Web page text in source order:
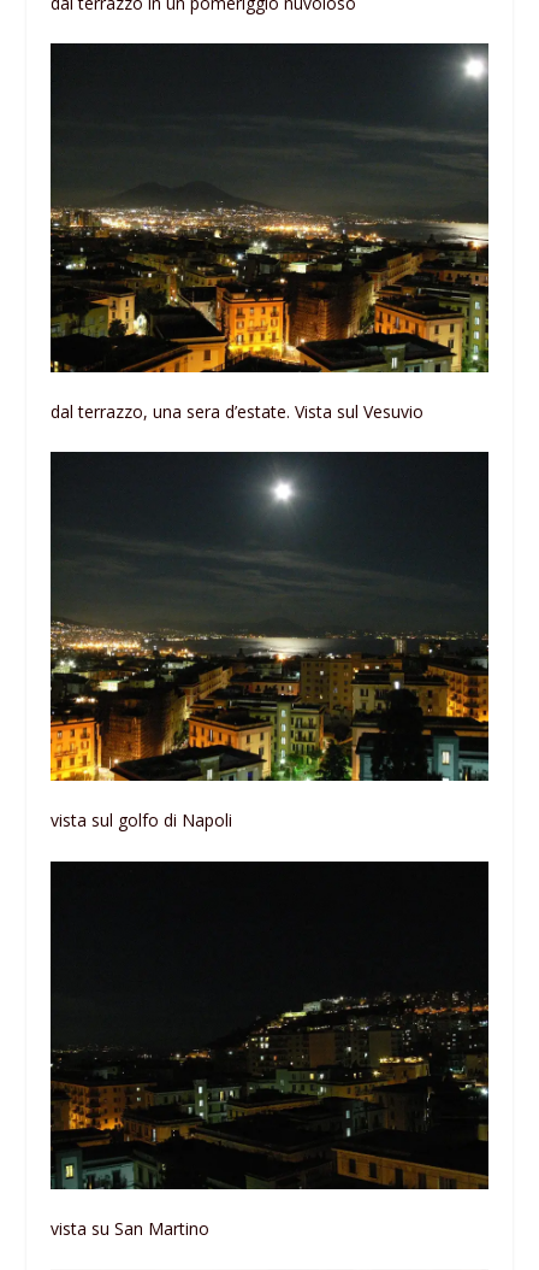
dal terrazzo, una sera d’estate. Vista sul Vesuvio
vista sul golfo di Napoli
vista su San Martino